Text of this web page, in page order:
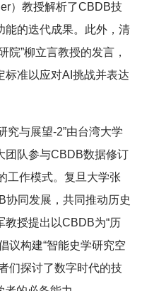
）教授解析了CBDB技
的迭代成果。此外， 清
院”柳立言教授的发言，
标准以应对AI挑战并表达
究与展望-2”由台湾大学
团队参与CBDB数据修订
工作模式。复旦大学张
协同发展，共同推动历史
教授提出以CBDB为“历
议构建“智能史学研究空
们探讨了数字时代的技